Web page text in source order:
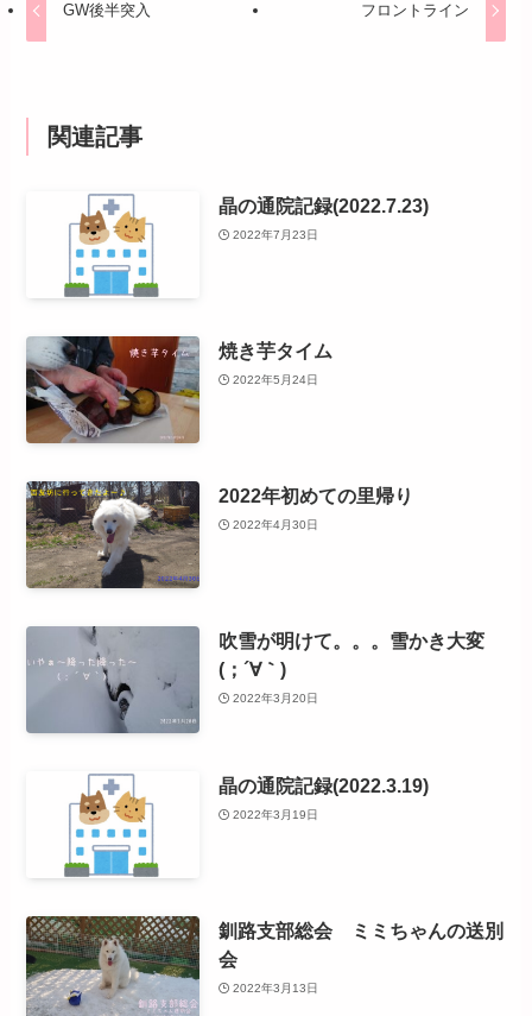
GW後半突入 フロントライン
関連記事
晶の通院記録(2022.7.23)
2022年7月23日
焼き芋タイム
2022年5月24日
2022年初めての里帰り
2022年4月30日
吹雪が明けて。。。雪かき大変
(；´∀｀)
2022年3月20日
晶の通院記録(2022.3.19)
2022年3月19日
釧路支部総会 ミミちゃんの送別
会
2022年3月13日